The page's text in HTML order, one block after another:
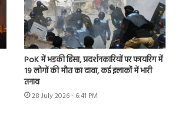
PoK में भड़की हिंसा, प्रदर्शनकारियों पर फायरिंग में
19 लोगों की मौत का दावा, कई इलाकों में भारी
तनाव
28 July 2026 - 6:41 PM